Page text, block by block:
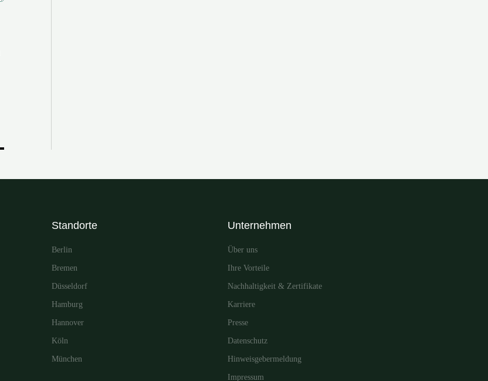
Standorte
Berlin
Bremen
Düsseldorf
Hamburg
Hannover
Köln
München
Unternehmen
Über uns
Ihre Vorteile
Nachhaltigkeit & Zertifikate
Karriere
Presse
Datenschutz
Hinweisgebermeldung
Impressum